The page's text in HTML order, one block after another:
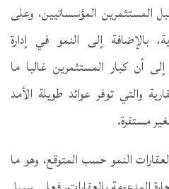
المستثمرين المؤسساتيين، وعلى
بالإضافة إلى النمو في إدارة
إلى أن كبار المستثمرين غالبا ما
والتي توفر عوائد طويلة الأمد
مستقرة.
النمو حسب المتوقع، وهو ما